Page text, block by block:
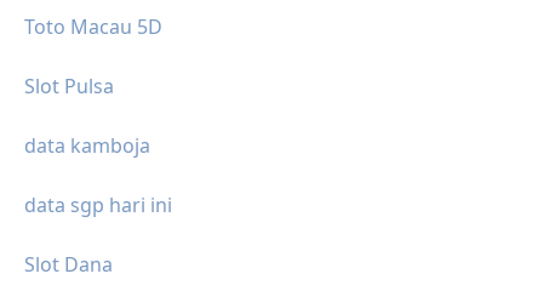
Toto Macau 5D
Slot Pulsa
data kamboja
data sgp hari ini
Slot Dana